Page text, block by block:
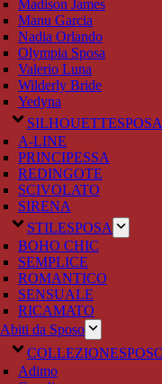
Madison James
Manu Garcia
Nadia Orlando
Olympia Sposa
Valerio Luna
Wilderly Bride
Yedyna
SILHOUETTESPOSA
A-LINE
PRINCIPESSA
REDINGOTE
SCIVOLATO
SIRENA
STILESPOSA
BOHO CHIC
SEMPLICE
ROMANTICO
SENSUALE
RICAMATO
Abiti da Sposo
COLLEZIONE
Adimo